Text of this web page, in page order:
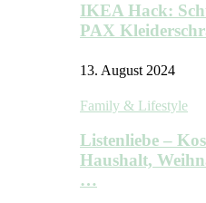
IKEA Hack:
PAX
13. August 2024
Family & Lifestyle
Listenliebe –
Haushalt,
…